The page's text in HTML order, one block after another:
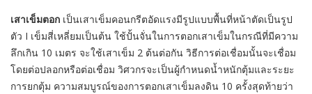
เสาเข็มตอก เป็นเสาเข็มคอนกรีตอัดแรงมีรูปแบบพื้นที่หน้าตัดเป็นรูป
ตัว I เข็มสี่เหลี่ยมเป็นต้น ใช้ปั้นจั่นในการตอกเสาเข็มในกรณีที่มีความ
ลึกเกิน 10 เมตร จะใช้เสาเข็ม 2 ต้นต่อกัน วิธีการต่อเชื่อมนั้นจะเชื่อม
โดยต่อปลอกหรือต่อเชื่อม วิศวกรจะเป็นผู้กำหนดน้ำหนักตุ้มและระยะ
การยกตุ้ม ความสมบูรณ์ของการตอกเสาเข็มลงดิน 10 ครั้งสุดท้ายว่า